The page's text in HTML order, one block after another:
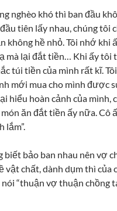
nghèo khó thì ban đầu
tiên lấy nhau, chúng tôi
không hề nhỏ. Tôi nhớ khi
mà lại đắt tiền… Khi ấy tôi
túi tiền của mình rất kĩ.
mới mua cho mình được
hiểu hoàn cảnh của mình,
ăn đắt tiền ấy nữa. Cô
lắm”.
biết bảo ban nhau nên vợ
vật chất, dành dụm thì của
nói “thuận vợ thuận chồng